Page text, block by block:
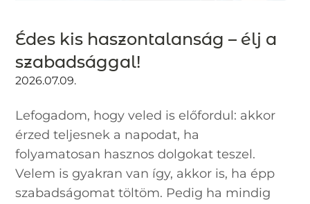
Édes kis haszontalanság – élj a
szabadsággal!
2026.07.09.
Lefogadom, hogy veled is előfordul: akkor
érzed teljesnek a napodat, ha
folyamatosan hasznos dolgokat teszel.
Velem is gyakran van így, akkor is, ha épp
szabadságomat töltöm. Pedig ha mindig